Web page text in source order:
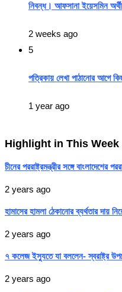
নিবন্ধ। আফসানা ইয়েসমিন অর্থী
2 weeks ago
5
পত্রিকায় লেখা পাঠানোর আগে
1 year ago
Highlight in This Week
চীনের পররাষ্ট্রমন্ত্রীর সঙ্গে বাংলাদেশের
2 years ago
হামাসের হামলা ঠেকানোর ব্যর্থতার দায়
2 years ago
৭ কলেজ ইস্যুতে যা বললেন- স্বরাষ্ট্র
2 years ago